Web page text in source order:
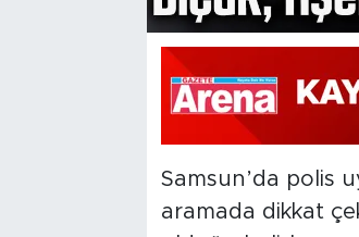
Samsun’da polis
aramada dikkat